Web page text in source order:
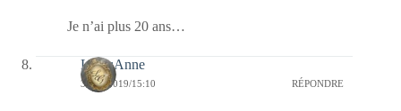
Je n’ai plus 20 ans…
LylouAnne
30/12/2019/15:10 RÉPONDRE